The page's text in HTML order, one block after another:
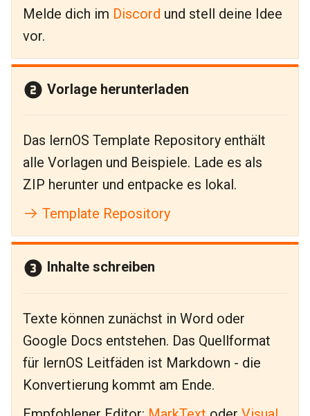
Melde dich im Discord und stell deine Idee
vor.
Vorlage herunterladen
Das lernOS Template Repository enthält
alle Vorlagen und Beispiele. Lade es als
ZIP herunter und entpacke es lokal.
Template Repository
Inhalte schreiben
Texte können zunächst in Word oder
Google Docs entstehen. Das Quellformat
für lernOS Leitfäden ist Markdown - die
Konvertierung kommt am Ende.